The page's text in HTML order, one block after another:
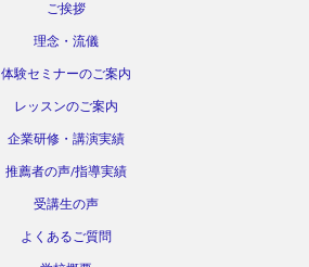
ご挨拶
理念・流儀
体験セミナーのご案内
レッスンのご案内
企業研修・講演実績
推薦者の声/指導実績
受講生の声
よくあるご質問